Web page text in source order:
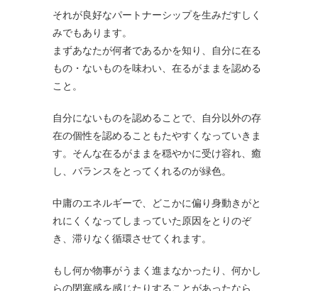
それが良好なパートナーシップを生みだすしく
みでもあります。
まずあなたが何者であるかを知り、自分に在る
もの・ないものを味わい、在るがままを認める
こと。
自分にないものを認めることで、自分以外の存
在の個性を認めることもたやすくなっていきま
す。そんな在るがままを穏やかに受け容れ、癒
し、バランスをとってくれるのが緑色。
中庸のエネルギーで、どこかに偏り身動きがと
れにくくなってしまっていた原因をとりのぞ
き、滞りなく循環させてくれます。
もし何か物事がうまく進まなかったり、何かし
らの閉塞感を感じたりすることがあったなら、